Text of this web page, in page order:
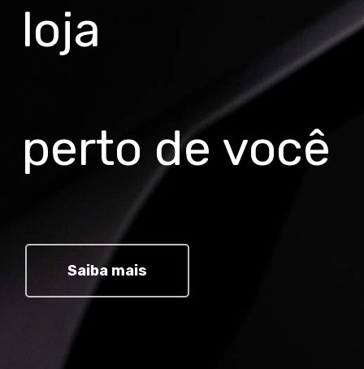
loja
perto de você
Saiba mais